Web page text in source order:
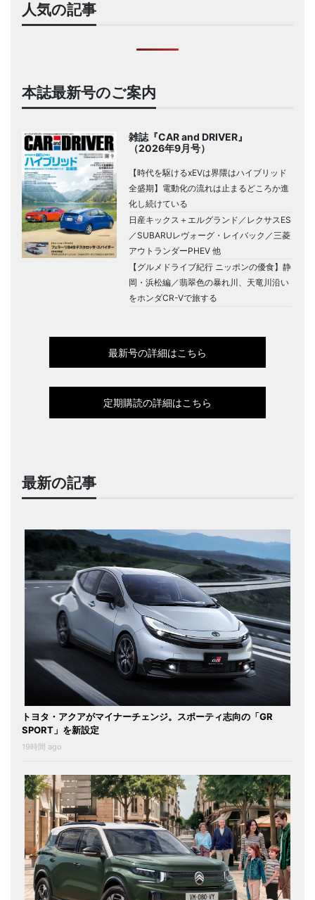
人気の記事
本誌最新号のご案内
雑誌『CAR and DRIVER』
（2026年9月号）
【時代を駆けるxEVは界隈はハイブリッド
全盛期】電動化の流れは止まるどころか進
化し続けている
日産キックス＋エルグランド／レクサスES
／SUBARUレヴォーグ・レイバック／三菱
アウトランダーPHEV 他
【グルメドライブ紀行 ニッポンの優食】静
岡・浜松編／翡翠色の暴れ川、天竜川沿い
をホンダCR-Vで旅する
最新号の詳細はこちら
定期購読の詳細はこちら
最新の記事
トヨタ・アクアがマイナーチェンジ。スポーティ志向の「GR
SPORT」を新設定
19時間 ago